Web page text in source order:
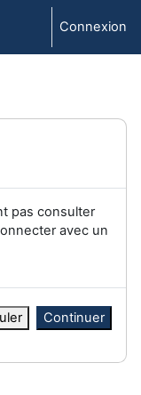
Connexion
pas consulter
avec un
Continuer